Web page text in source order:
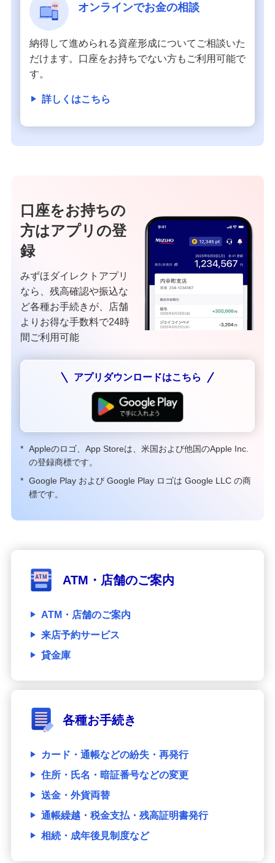
オンラインでお金の相談
納得して進められる資産形成についてご相談いた
だけます。口座をお持ちでない方もご利用可能で
す。
詳しくはこちら
口座をお持ちの
方はアプリの登
録
みずほダイレクトアプリ
なら、残高確認や振込な
ど各種お手続きが、店舗
よりお得な手数料で24時
間ご利用可能
アプリダウンロードはこちら
* Appleのロゴ、App Storeは、米国および他国のApple Inc.
の登録商標です。
* Google Play および Google Play ロゴは Google LLC の商
標です。
ATM・店舗のご案内
ATM・店舗のご案内
来店予約サービス
貸金庫
各種お手続き
カード・通帳などの紛失・再発行
住所・氏名・暗証番号などの変更
送金・外貨両替
通帳繰越・税金支払・残高証明書発行
相続・成年後見制度など